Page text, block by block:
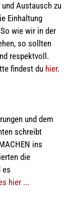
Austausch zu
Einhaltung
wie wir in der
so sollten
respektvoll.
findest du hier.
und dem
schreibt
ins
die
es
hier ...